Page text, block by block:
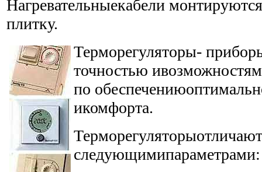
Нагревательныекабели
плитку.
Терморегуляторы-
точностью
по
икомфорта.
следующимипараметрами: